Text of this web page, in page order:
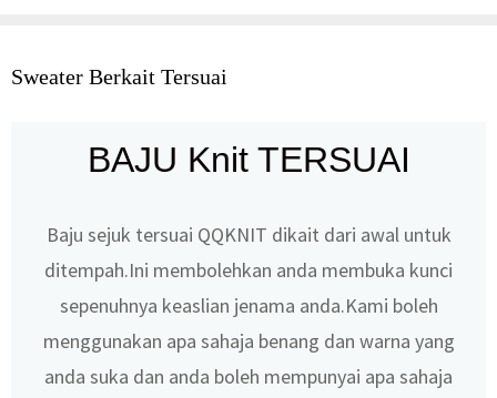
Sweater Berkait Tersuai
BAJU Knit TERSUAI
Baju sejuk tersuai QQKNIT dikait dari awal untuk
ditempah.Ini membolehkan anda membuka kunci
sepenuhnya keaslian jenama anda.Kami boleh
menggunakan apa sahaja benang dan warna yang
anda suka dan anda boleh mempunyai apa sahaja